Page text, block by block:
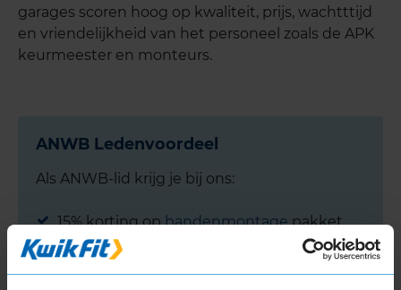
garages scoren hoog op kwaliteit, prijs, wachtttijd
en vriendelijkheid van het personeel zoals de APK
keurmeester en monteurs.
ANWB Ledenvoordeel
Als ANWB-lid krijg je bij ons:
15% korting opbandenmontagepakket
Veilig & Zeker (balanceren, ventiel, stikstof
en bandengarantieplan)